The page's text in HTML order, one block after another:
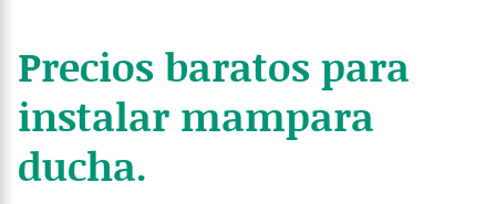
Precios baratos para
instalar mampara
ducha.